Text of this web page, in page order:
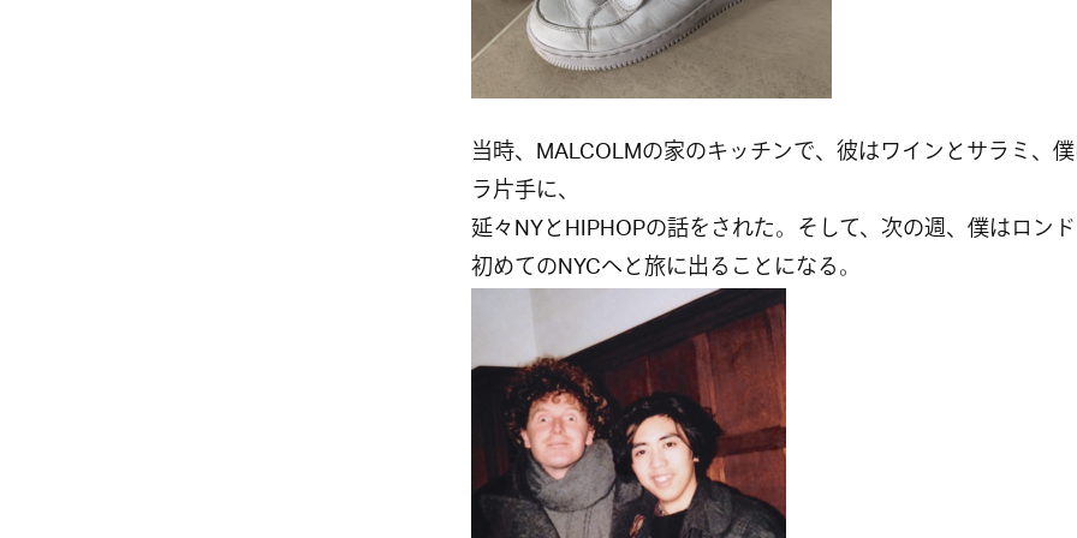
当時、MALCOLMの家のキッチンで、彼はワインとサラミ、
ラ片手に、
延々NYとHIPHOPの話をされた。そして、次の週、僕はロン
初めてのNYCへと旅に出ることになる。